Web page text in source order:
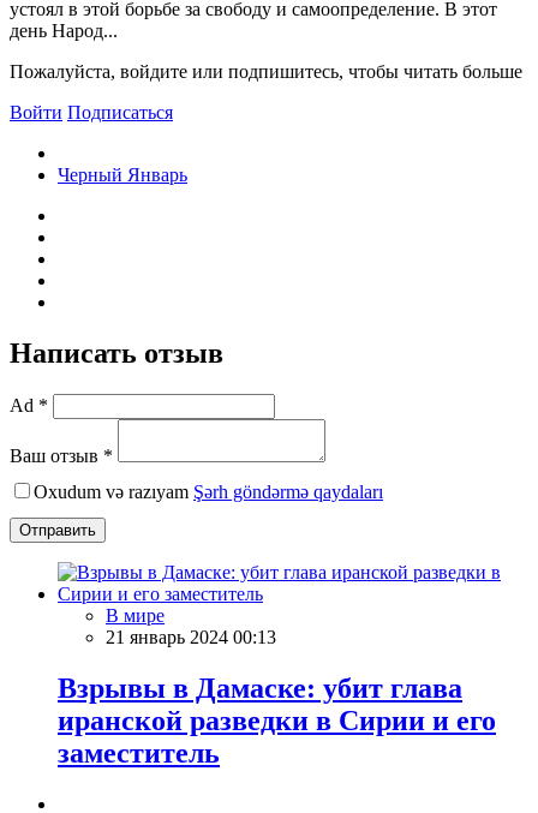
устоял в этой борьбе за свободу и самоопределение. В этот
день Народ...
Пожалуйста, войдите или подпишитесь, чтобы читать больше
Войти Подписаться
Черный Январь
Написать отзыв
Ad *
Ваш отзыв *
Oxudum və razıyam Şərh göndərmə qaydaları
Отправить
В мире
21 январь 2024 00:13
Взрывы в Дамаске: убит глава
иранской разведки в Сирии и его
заместитель